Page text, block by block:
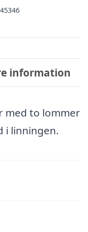
information
med to lommer
i linningen.